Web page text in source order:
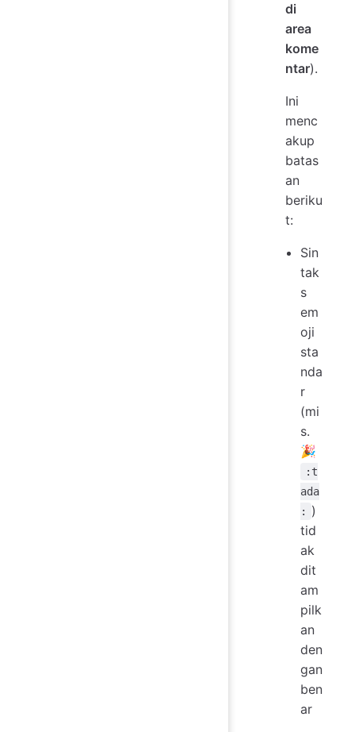
di
area
kome
ntar).
Ini
menc
akup
batas
an
beriku
t:
Sin
tak
s
em
oji
sta
nda
r
(mi
s.
🎉
:t
ada
:
)
tid
ak
dit
am
pilk
an
den
gan
ben
ar